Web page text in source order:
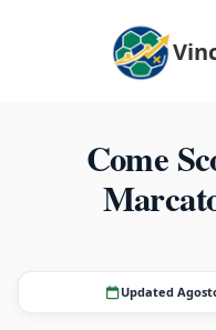
Come
Updated